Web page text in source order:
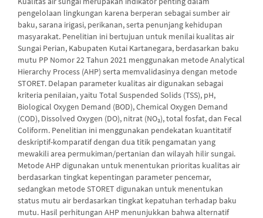
pengelolaan lingkungan karena berperan sebagai sumber air
baku, sarana irigasi, perikanan, serta penunjang kehidupan
masyarakat. Penelitian ini bertujuan untuk menilai kualitas air
Sungai Perian, Kabupaten Kutai Kartanegara, berdasarkan baku
mutu PP Nomor 22 Tahun 2021 menggunakan metode Analytical
Hierarchy Process (AHP) serta memvalidasinya dengan metode
STORET. Delapan parameter kualitas air digunakan sebagai
kriteria penilaian, yaitu Total Suspended Solids (TSS), pH,
Biological Oxygen Demand (BOD), Chemical Oxygen Demand
(COD), Dissolved Oxygen (DO), nitrat (NO₃), total fosfat, dan Fecal
Coliform. Penelitian ini menggunakan pendekatan kuantitatif
deskriptif-komparatif dengan dua titik pengamatan yang
mewakili area permukiman/pertanian dan wilayah hilir sungai.
Metode AHP digunakan untuk menentukan prioritas kualitas air
berdasarkan tingkat kepentingan parameter pencemar,
sedangkan metode STORET digunakan untuk menentukan
status mutu air berdasarkan tingkat kepatuhan terhadap baku
mutu. Hasil perhitungan AHP menunjukkan bahwa alternatif